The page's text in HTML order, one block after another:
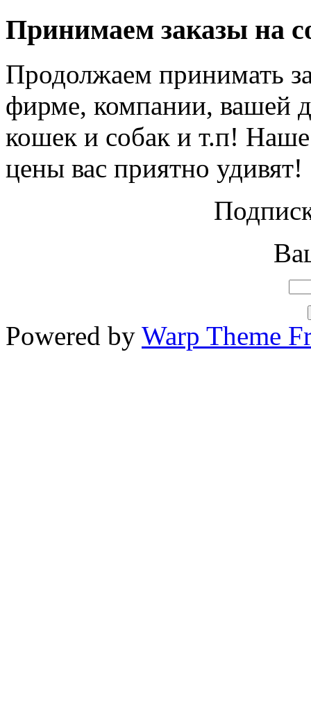
Принимаем заказы на
Продолжаем принимать
фирме, компании, вашей
кошек и собак и т.п!
цены вас приятно удивят!
Powered by Warp Theme